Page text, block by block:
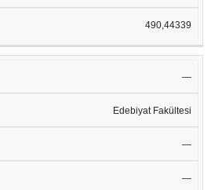
490,44339
—
Edebiyat Fakültesi
—
—